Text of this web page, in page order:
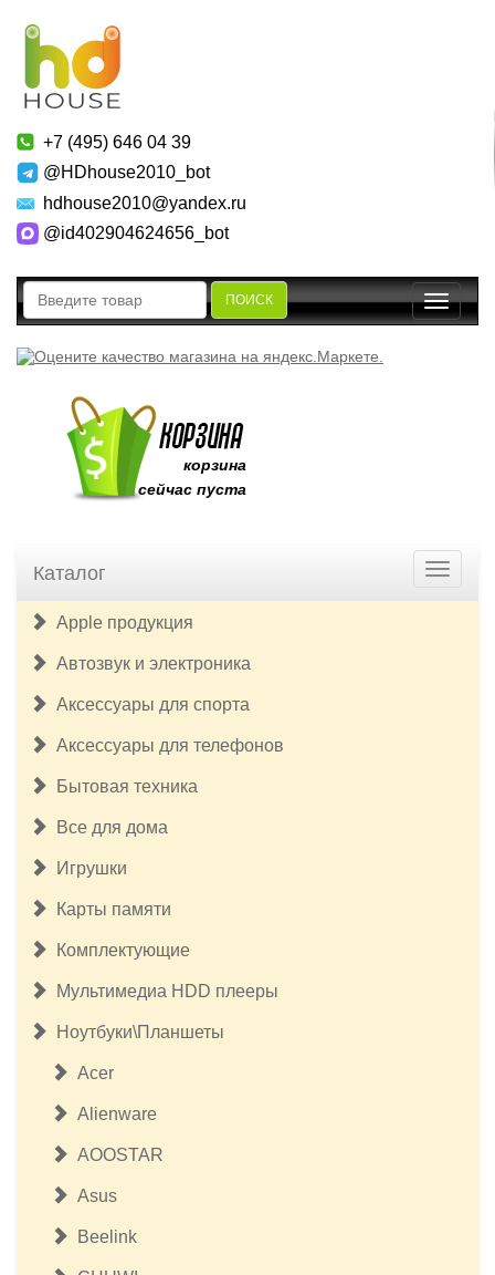
+7 (495) 646 04 39
@HDhouse2010_bot
hdhouse2010@yandex.ru
@id402904624656_bot
ПОИСК
Toggle
корзина
сейчас пуста
Каталог
Apple продукция
Автозвук и электроника
Аксессуары для спорта
Аксессуары для телефонов
Бытовая техника
Все для дома
Игрушки
Карты памяти
Комплектующие
Мультимедиа HDD плееры
Ноутбуки\Планшеты
Acer
Alienware
AOOSTAR
Asus
Beelink